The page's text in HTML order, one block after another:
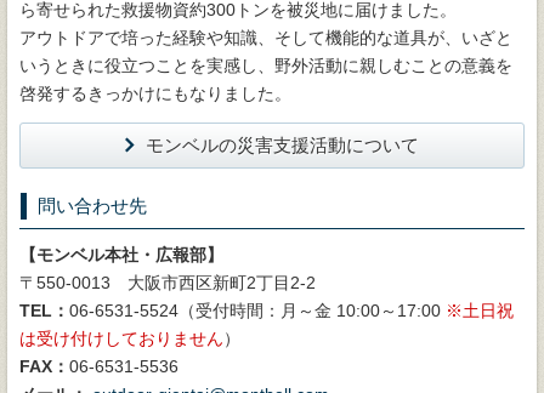
ら寄せられた救援物資約300トンを被災地に届けました。
アウトドアで培った経験や知識、そして機能的な道具が、いざと
いうときに役立つことを実感し、野外活動に親しむことの意義を
啓発するきっかけにもなりました。
モンベルの災害支援活動について
問い合わせ先
【モンベル本社・広報部】
〒550-0013 大阪市西区新町2丁目2-2
TEL： 06-6531-5524（受付時間：月～金 10:00～17:00
土日祝
は受け付けしておりません）
FAX： 06-6531-5536